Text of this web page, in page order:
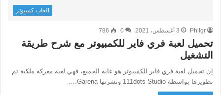
العاب كمبيوتر
Philgr 3 أغسطس، 2021 0
786
تحميل لعبة فري فاير للكمبيوتر مع شرح طريقة
التشغيل
إن تحميل لعبة فري فاير للكمبيوتر هو غاية الجميع، فهي لعبة معركة ملكية تم
تطويرها بواسطة 111dots Studio ونشرتها Garena.…